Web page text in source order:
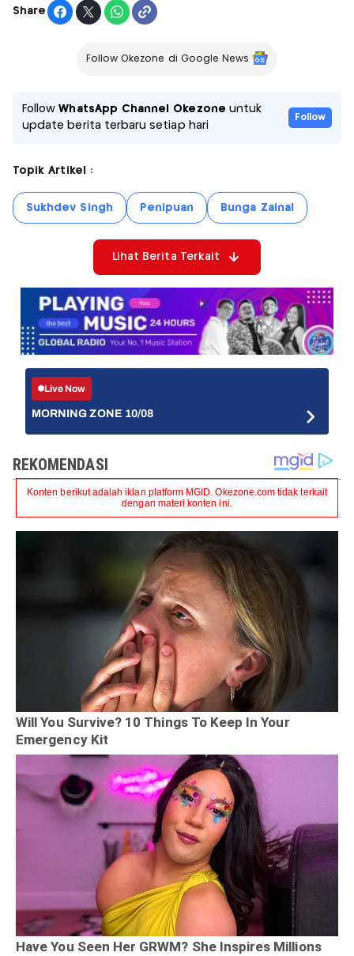
Share
Follow Okezone di Google News
FollowWhatsApp Channel Okezone untuk
update berita terbaru setiap hari
Follow
Topik Artikel :
Sukhdev Singh Penipuan Bunga Zainal
Lihat Berita Terkait
Live Now
MORNING ZONE 10/08